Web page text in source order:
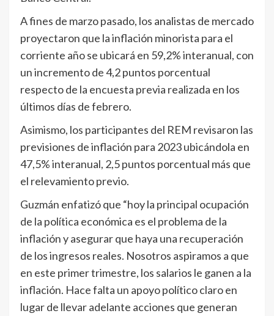
A fines de marzo pasado, los analistas de mercado
proyectaron que la inflación minorista para el
corriente año se ubicará en 59,2% interanual, con
un incremento de 4,2 puntos porcentual
respecto de la encuesta previa realizada en los
últimos días de febrero.
Asimismo, los participantes del REM revisaron las
previsiones de inflación para 2023 ubicándola en
47,5% interanual, 2,5 puntos porcentual más que
el relevamiento previo.
Guzmán enfatizó que “hoy la principal ocupación
de la política económica es el problema de la
inflación y asegurar que haya una recuperación
de los ingresos reales. Nosotros aspiramos a que
en este primer trimestre, los salarios le ganen a la
inflación. Hace falta un apoyo político claro en
lugar de llevar adelante acciones que generan